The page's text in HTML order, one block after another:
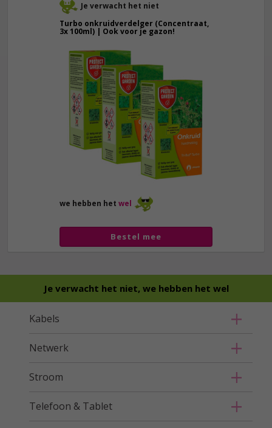
Je verwacht het niet
Turbo onkruidverdelger (Concentraat,
3x 100ml) | Ook voor je gazon!
we hebben het wel
Bestel mee
Je verwacht het niet, we hebben het wel
Kabels
Netwerk
Stroom
Telefoon & Tablet